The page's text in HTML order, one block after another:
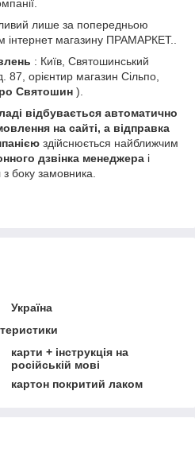
лише за попередньою
інтернет магазину ПРАМАРКЕТ..
: Київ, Святошинський
орієнтир магазин Сільпо,
Святошин ).
відбувається автоматично
на сайті, а відправка
здійснюється найближчим
дзвінка менеджера і
з боку замовника.
Україна
карти + інструкція на
російській мові
картон покритий лаком